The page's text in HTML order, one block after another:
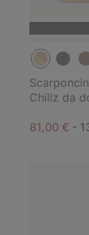
Chillz da
Minimum
81,00 € -